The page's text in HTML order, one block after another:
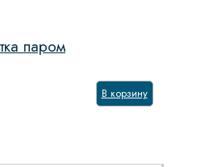
паром
В корзину